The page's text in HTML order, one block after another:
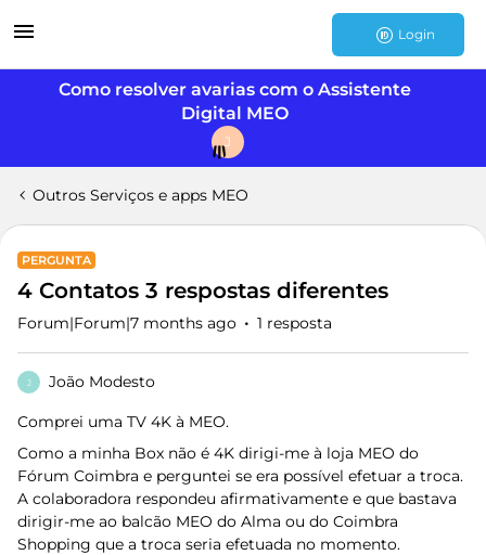
Login
Como resolver avarias com o Assistente
Digital MEO
J
Outros Serviços e apps MEO
PERGUNTA
4 Contatos 3 respostas diferentes
Forum|Forum|7 months ago 1 resposta
J João Modesto
Comprei uma TV 4K à MEO.
Como a minha Box não é 4K dirigi-me à loja MEO do
Fórum Coimbra e perguntei se era possível efetuar a troca.
A colaboradora respondeu afirmativamente e que bastava
dirigir-me ao balcão MEO do Alma ou do Coimbra
Shopping que a troca seria efetuada no momento.